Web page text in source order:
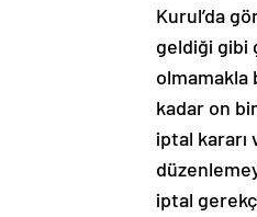
Kurul’da
geldiği gibi
olmamakla
kadar on
iptal kararı
iptal